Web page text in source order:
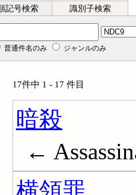
記号検索 識別子検索
普通件名のみ ジャンルのみ
17件中 1 - 17 件目
暗殺
←